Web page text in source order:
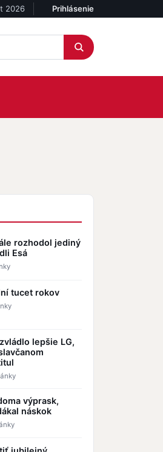
2026 Účet
Prihlásenie
rozhodol jediný
Esá
tucet rokov
lepšie LG,
výprask,
náskok